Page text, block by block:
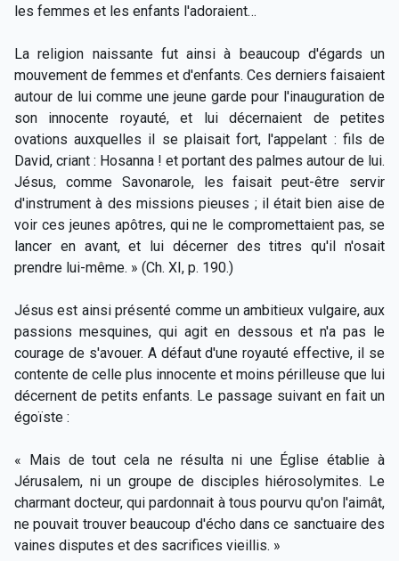
les femmes et les enfants l'adoraient…
La religion naissante fut ainsi à beaucoup d'égards un
mouvement de femmes et d'enfants. Ces derniers faisaient
autour de lui comme une jeune garde pour l'inauguration de
son innocente royauté, et lui décernaient de petites
ovations auxquelles il se plaisait fort, l'appelant : fils de
David, criant : Hosanna ! et portant des palmes autour de lui.
Jésus, comme Savonarole, les faisait peut-être servir
d'instrument à des missions pieuses ; il était bien aise de
voir ces jeunes apôtres, qui ne le compromettaient pas, se
lancer en avant, et lui décerner des titres qu'il n'osait
prendre lui-même. » (Ch. XI, p. 190.)
Jésus est ainsi présenté comme un ambitieux vulgaire, aux
passions mesquines, qui agit en dessous et n'a pas le
courage de s'avouer. A défaut d'une royauté effective, il se
contente de celle plus innocente et moins périlleuse que lui
décernent de petits enfants. Le passage suivant en fait un
égoïste :
« Mais de tout cela ne résulta ni une Église établie à
Jérusalem, ni un groupe de disciples hiérosolymites. Le
charmant docteur, qui pardonnait à tous pourvu qu'on l'aimât,
ne pouvait trouver beaucoup d'écho dans ce sanctuaire des
vaines disputes et des sacrifices vieillis. »